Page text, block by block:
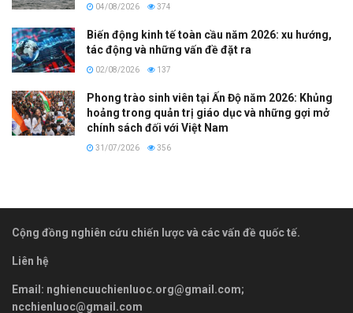
04/08/2026 374
Biến động kinh tế toàn cầu năm 2026: xu hướng,
tác động và những vấn đề đặt ra
02/08/2026 137
Phong trào sinh viên tại Ấn Độ năm 2026: Khủng
hoảng trong quản trị giáo dục và những gợi mở
chính sách đối với Việt Nam
31/07/2026 356
Cộng đồng nghiên cứu chiến lược và các vấn đề quốc tế.
Liên hệ
Email: nghiencuuchienluoc.org@gmail.com;
ncchienluoc@gmail.com